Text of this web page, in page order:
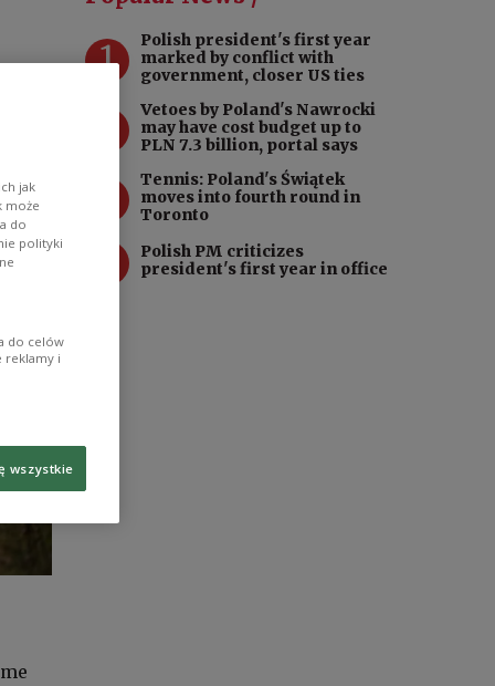
РУССКИЙ
УКРАЇНСЬКА
it
1
Polish president's first year
marked by conflict with
government, closer US ties
Vetoes by Poland's Nawrocki
may have cost budget up to
PLN 7.3 billion, portal says
Tennis: Poland's Świątek
moves into fourth round in
Toronto
Polish PM criticizes
president's first year in office
jak
może
do
polityki
do celów
reklamy i
wszystkie